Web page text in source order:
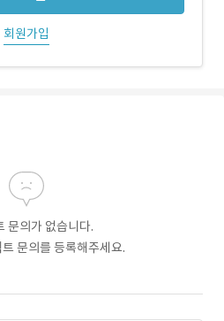
회원가입
문의가 없습니다.
문의를 등록해주세요.